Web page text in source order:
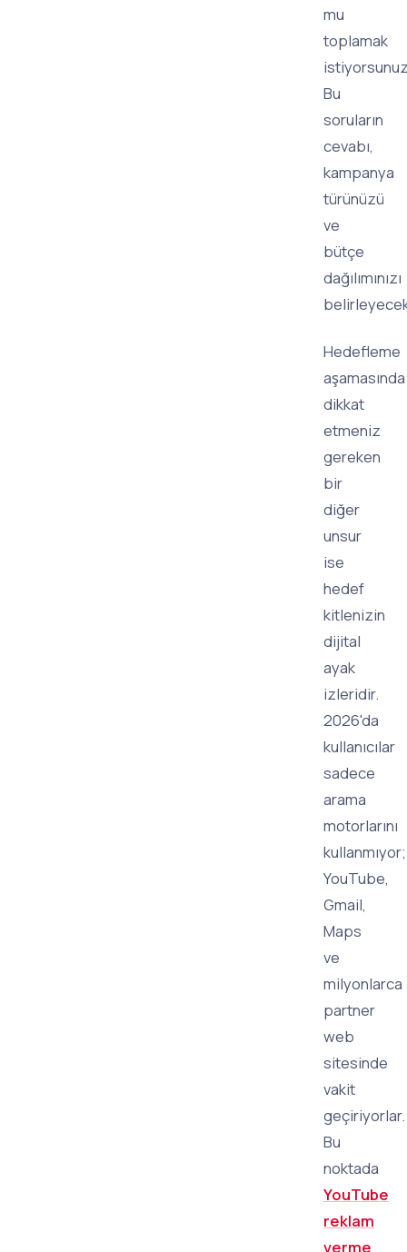
mu
toplamak
Bu
soruların
cevabı,
kampanya
türünüzü
ve
bütçe
dağılımınızı
Hedefleme
aşamasında
dikkat
etmeniz
gereken
bir
diğer
unsur
ise
hedef
kitlenizin
dijital
ayak
izleridir.
2026'da
kullanıcılar
sadece
arama
motorlarını
kullanmıyor;
YouTube,
Gmail,
Maps
ve
milyonlarca
partner
web
sitesinde
vakit
geçiriyorlar.
Bu
noktada
YouTube
reklam
verme